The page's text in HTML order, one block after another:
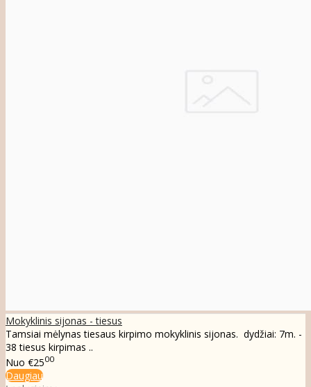
Mokyklinis sijonas - tiesus
Tamsiai mėlynas tiesaus kirpimo mokyklinis sijonas. dydžiai: 7m. -
38 tiesus kirpimas ..
Nuo €2500
Daugiau